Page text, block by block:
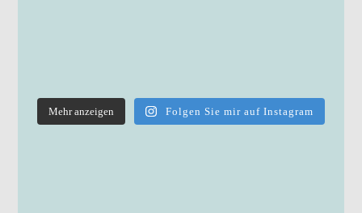
Mehr anzeigen Folgen Sie mir auf Instagram